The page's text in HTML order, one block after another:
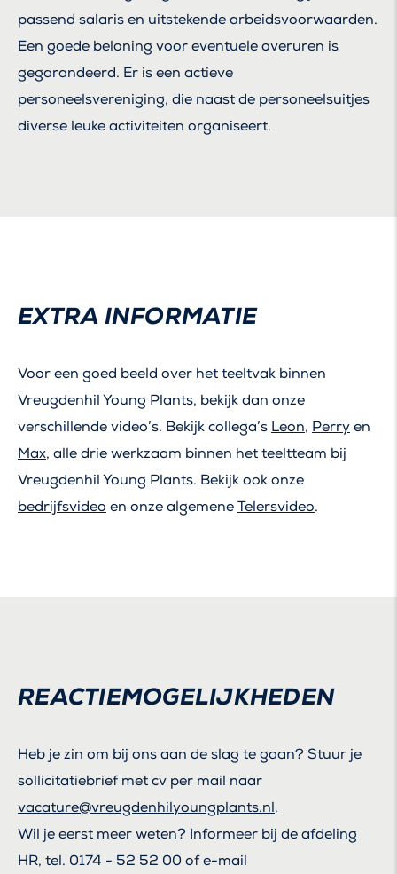
passend salaris en uitstekende arbeidsvoorwaarden.
Een goede beloning voor eventuele overuren is
gegarandeerd. Er is een actieve
personeelsvereniging, die naast de personeelsuitjes
diverse leuke activiteiten organiseert.
EXTRA INFORMATIE
Voor een goed beeld over het teeltvak binnen
Vreugdenhil Young Plants, bekijk dan onze
verschillende video’s. Bekijk collega’s Leon, Perry en
Max, alle drie werkzaam binnen het teeltteam bij
Vreugdenhil Young Plants. Bekijk ook onze
bedrijfsvideo en onze algemene Telersvideo.
REACTIEMOGELIJKHEDEN
Heb je zin om bij ons aan de slag te gaan? Stuur je
sollicitatiebrief met cv per mail naar
vacature@vreugdenhilyoungplants.nl.
Wil je eerst meer weten? Informeer bij de afdeling
HR, tel. 0174 - 52 52 00 of e-mail